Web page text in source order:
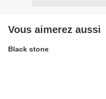
Vous aimerez aussi
Black stone